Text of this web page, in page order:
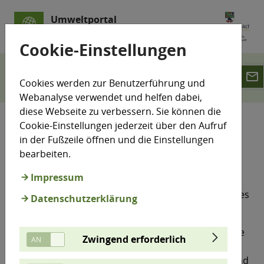
Umweltportal
LÜSA Luftmesswerte Datenlizenz
Datenlizenz
Nutzungsvereinbarung
Bedingungen für die Abgabe von Daten aus dem
Webauftritt Luft-Messwerte des Landesumweltamtes
Das LAU beteiligt sich am Landesprogramm "Offene
Geodaten" und stellt durch den Webauftritt Luft-
Messwerte offene Geodaten mit einer einfachen und
Cookie-Einstellungen
Cookies werden zur Benutzerführung und
Webanalyse verwendet und helfen dabei,
diese Webseite zu verbessern. Sie können die
Cookie-Einstellungen jederzeit über den Aufruf
in der Fußzeile öffnen und die Einstellungen
bearbeiten.
Impressum
Datenschutzerklärung
Zwingend erforderlich
email